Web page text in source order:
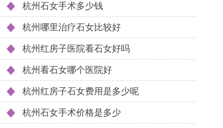
杭州石女手术多少钱
杭州哪里治疗石女比较好
杭州红房子医院看石女好吗
杭州看石女哪个医院好
杭州红房子石女费用是多少呢
杭州石女手术价格是多少